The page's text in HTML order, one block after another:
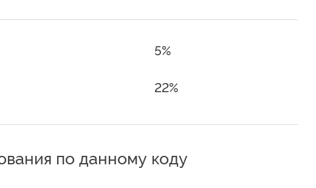
5%
22%
по данному коду